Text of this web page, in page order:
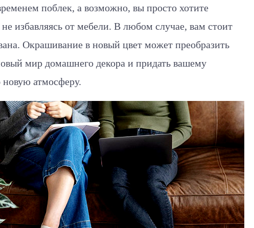
поблек, а возможно, вы просто хотите
избавляясь от мебели. В любом случае, вам стоит
Окрашивание в новый цвет может преобразить
мир домашнего декора и придать вашему
новую атмосферу.